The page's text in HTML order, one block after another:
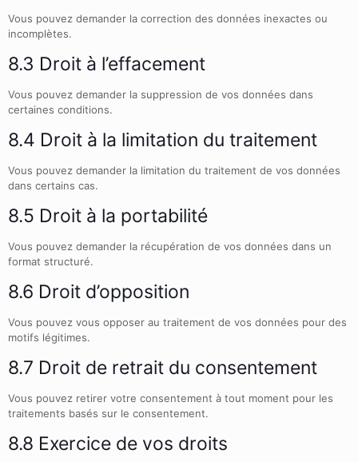
Vous pouvez demander la correction des données inexactes ou
incomplètes.
8.3 Droit à l’effacement
Vous pouvez demander la suppression de vos données dans
certaines conditions.
8.4 Droit à la limitation du traitement
Vous pouvez demander la limitation du traitement de vos données
dans certains cas.
8.5 Droit à la portabilité
Vous pouvez demander la récupération de vos données dans un
format structuré.
8.6 Droit d’opposition
Vous pouvez vous opposer au traitement de vos données pour des
motifs légitimes.
8.7 Droit de retrait du consentement
Vous pouvez retirer votre consentement à tout moment pour les
traitements basés sur le consentement.
8.8 Exercice de vos droits